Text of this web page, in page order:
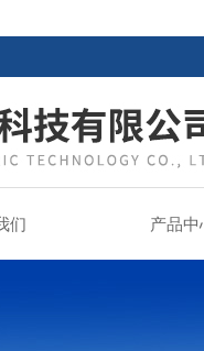
们 产品中